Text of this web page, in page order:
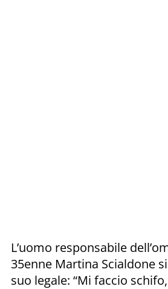
L’uomo responsabile
35enne Martina Scialdone
suo legale: “Mi faccio